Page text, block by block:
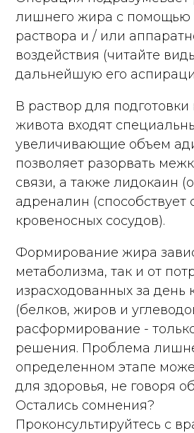
лишнего жира с помощью
раствора и / или
воздействия (читайте
дальнейшую его
В раствор для
живота входят
увеличивающие объем
позволяет разорвать
связи, а также лидокаин
адреналин
кровеносных сосудов).
Формирование жира
метаболизма, так и от
израсходованных за день
(белков, жиров и
расформирование -
решения. Проблема
определенном этапе
для здоровья, не говоря
Остались сомнения?
Проконсультируйтесь с